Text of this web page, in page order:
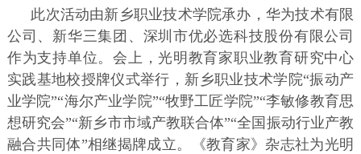
此次活动由新乡职业技术学院承办，华为技术有限
公司、新华三集团、深圳市优必选科技股份有限公司
作为支持单位。会上，光明教育家职业教育研究中心
实践基地校授牌仪式举行，新乡职业技术学院“振动产
业学院”“海尔产业学院”“牧野工匠学院”“李敏修教育思
想研究会”“新乡市市域产教联合体”“全国振动行业产教
融合共同体”相继揭牌成立。《教育家》杂志社为光明